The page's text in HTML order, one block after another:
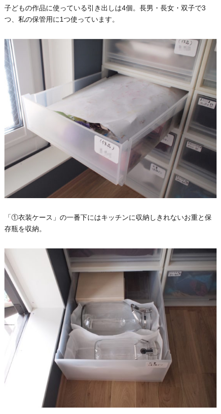
子どもの作品に使っている引き出しは4個。長男・長女・双子で3
つ、私の保管用に1つ使っています。
「①衣装ケース」の一番下にはキッチンに収納しきれないお重と保
存瓶を収納。